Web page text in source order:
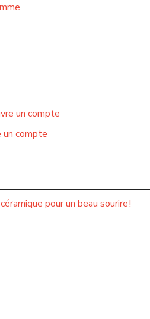
un compte
un compte
pour un beau sourire !